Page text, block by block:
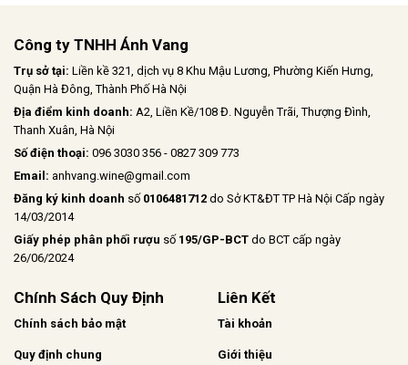
Công ty TNHH Ánh Vang
Trụ sở tại: Liền kề 321, dịch vụ 8 Khu Mậu Lương, Phường Kiến Hưng,
Quận Hà Đông, Thành Phố Hà Nội
Địa điểm kinh doanh: A2, Liền Kề/108 Đ. Nguyễn Trãi, Thượng Đình,
Thanh Xuân, Hà Nội
Số điện thoại: 096 3030 356 - 0827 309 773
Email: anhvang.wine@gmail.com
Đăng ký kinh doanh số 0106481712 do Sở KT&ĐT TP Hà Nội Cấp ngày
14/03/2014
Giấy phép phân phối rượu số 195/GP-BCT do BCT cấp ngày
26/06/2024
Chính Sách Quy Định
Chính sách bảo mật
Quy định chung
Liên Kết
Tài khoản
Giới thiệu